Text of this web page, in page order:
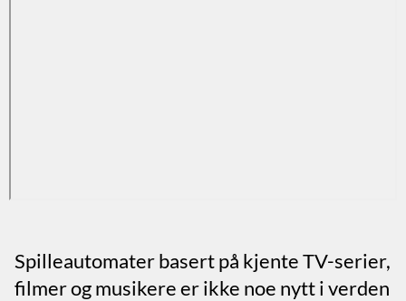
Spilleautomater basert på kjente TV-serier,
filmer og musikere er ikke noe nytt i verden